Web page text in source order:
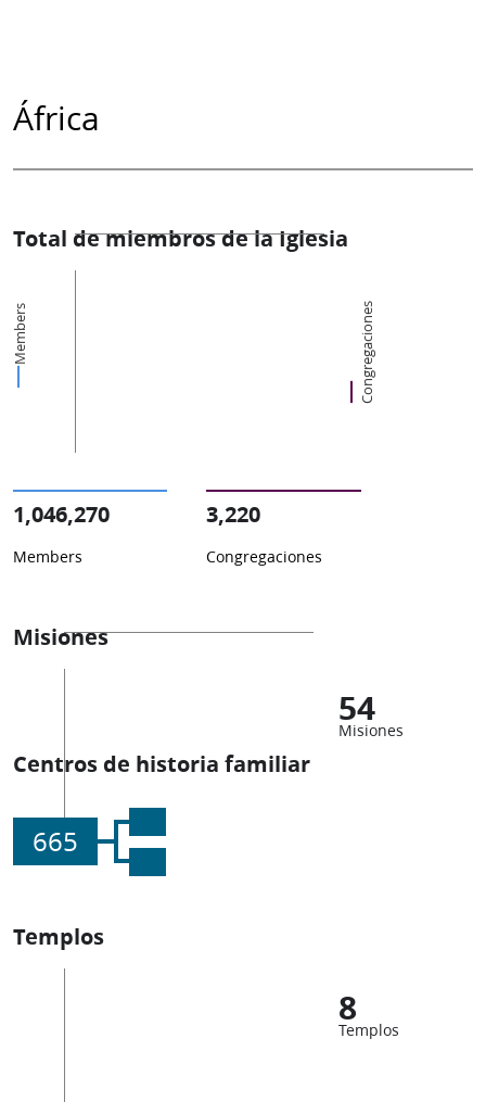
África
Total de miembros de la Iglesia
Members Congregaciones
1,046,270
Members
3,220
Congregaciones
Misiones
54
Misiones
Centros de historia familiar
665
Templos
8
Templos